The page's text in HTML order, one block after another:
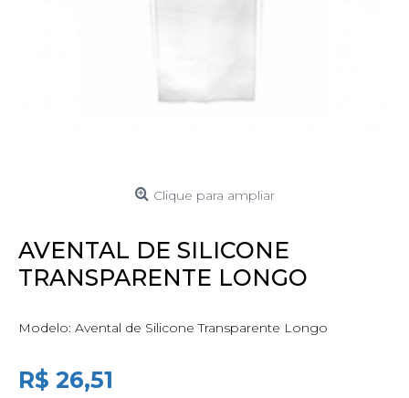
Clique para ampliar
AVENTAL DE SILICONE
TRANSPARENTE LONGO
Modelo: Avental de Silicone Transparente Longo
R$ 26,51